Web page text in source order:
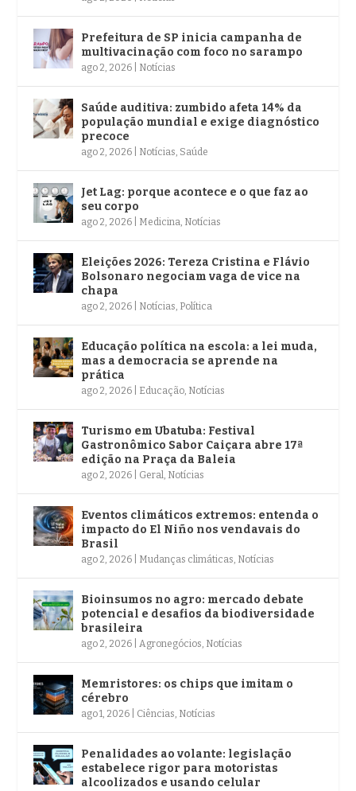
Prefeitura de SP inicia campanha de
multivacinação com foco no sarampo
ago 2, 2026 Notícias
Saúde auditiva: zumbido afeta 14% da
população mundial e exige diagnóstico
precoce
ago 2, 2026 Notícias, Saúde
Jet Lag: porque acontece e o que faz ao
seu corpo
ago 2, 2026 Medicina, Notícias
Eleições 2026: Tereza Cristina e Flávio
Bolsonaro negociam vaga de vice na
chapa
ago 2, 2026 Notícias, Política
Educação política na escola: a lei muda,
mas a democracia se aprende na
prática
ago 2, 2026 Educação, Notícias
Turismo em Ubatuba: Festival
Gastronômico Sabor Caiçara abre 17ª
edição na Praça da Baleia
ago 2, 2026 Geral, Notícias
Eventos climáticos extremos: entenda o
impacto do El Niño nos vendavais do
Brasil
ago 2, 2026 Mudanças climáticas, Notícias
Bioinsumos no agro: mercado debate
potencial e desafios da biodiversidade
brasileira
ago 2, 2026 |Agronegócios, Notícias
Memristores: os chips que imitam o
cérebro
ago 1, 2026 Ciências, Notícias
Penalidades ao volante: legislação
estabelece rigor para motoristas
alcoolizados e usando celular